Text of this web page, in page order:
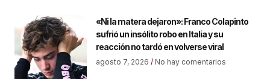
«Ni la matera dejaron»: Franco Colapinto
sufrió un insólito robo en Italia y su
reacción no tardó en volverse viral
agosto 7, 2026 No hay comentarios